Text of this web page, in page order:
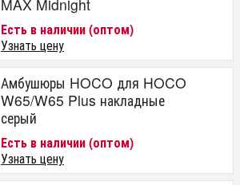
MAX Midnight
Есть в наличии (оптом)
Узнать цену
Амбушюры HOCO для HOCO
W65/W65 Plus накладные
серый
Есть в наличии (оптом)
Узнать цену